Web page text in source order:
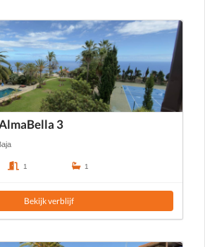
3
1 1
Bekijk verblijf